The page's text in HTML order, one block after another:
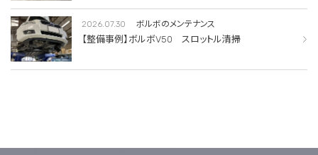
2026.07.30 ボルボのメンテナンス
【整備事例】ボルボV50 スロットル清掃